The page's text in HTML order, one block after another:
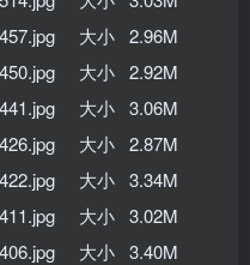
大小 2.96M
大小 2.92M
大小 3.06M
大小 2.87M
大小 3.34M
大小 3.02M
大小 3.40M